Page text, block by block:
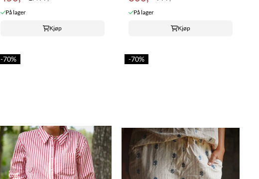
På lager
Kjøp
På lager
Kjøp
-70% -70%